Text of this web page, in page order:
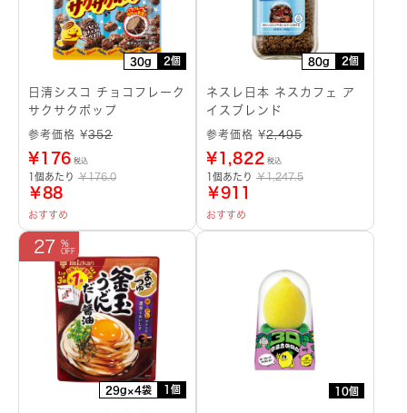
30g 2個
日清シスコ チョコフレーク
サクサクポップ
参考価格 ¥352
¥176 税込
1個あたり ￥176.0
￥88
おすすめ
80g 2個
ネスレ日本 ネスカフェ ア
イスブレンド
参考価格 ¥2,495
¥1,822 税込
1個あたり ￥1,247.5
￥911
おすすめ
29g×4袋 1個
27
10個